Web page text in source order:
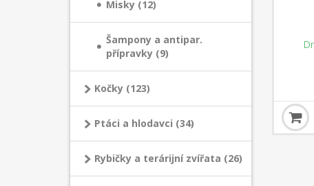
Misky (12)
Šampony a antipar.
přípravky (9)
Kočky (123)
Ptáci a hlodavci (34)
Rybičky a terárijní zvířata (26)